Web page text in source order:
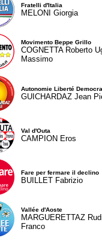
Fratelli d'Italia
MELONI Giorgia
Movimento Beppe Grillo
COGNETTA Roberto
Massimo
Autonomie Liberté
GUICHARDAZ Jean
Val d'Outa
CAMPION Eros
Fare per fermare il declino
BUILLET Fabrizio
Vallée d'Aoste
MARGUERETTAZ
Franco